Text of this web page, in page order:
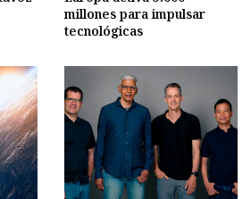
millones para impulsar
tecnológicas